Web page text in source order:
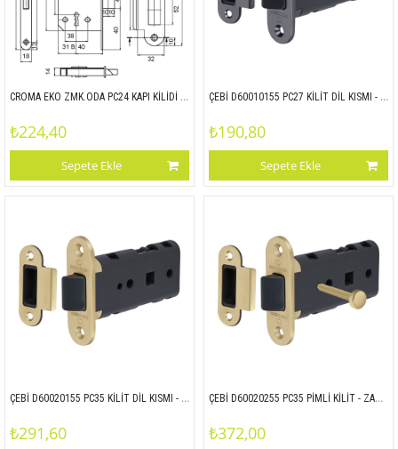
CROMA EKO ZMK.ODA PC24 KAPI KİLİDİ ODA OVAL 18MM 45x90
₺224,40
Sepete Ekle
ÇEBİ D60010155 PC27 KİLİT DİL KISMI - PLS ALIN
₺190,80
Sepete Ekle
ÇEBİ D60020155 PC35 KİLİT DİL KISMI - ZAMAK ALIN
₺291,60
ÇEBİ D60020255 PC35 PİMLİ KİLİT - ZAMAK ALIN
₺372,00